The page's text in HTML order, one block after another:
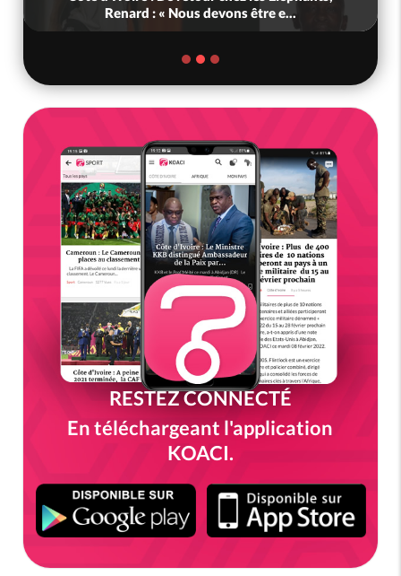
Renard : « Nous devons être e...
RESTEZ CONNECTÉ
En téléchargeant l'application
KOACI.